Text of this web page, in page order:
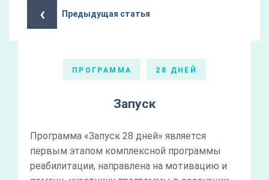
‹ Предыдущая статья
ПРОГРАММА 28 ДНЕЙ
Запуск
Программа «Запуск 28 дней» является
первым этапом комплексной программы
реабилитации, направлена на мотивацию и